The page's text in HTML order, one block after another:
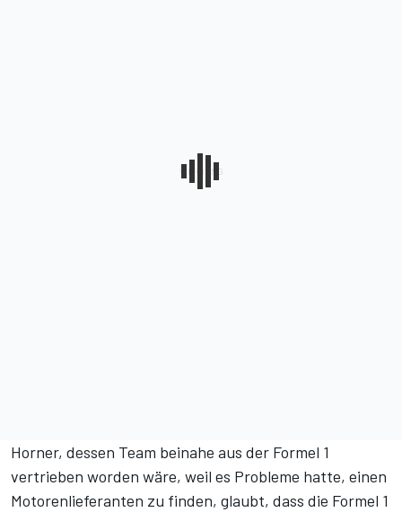
Horner, dessen Team beinahe aus der Formel 1
vertrieben worden wäre, weil es Probleme hatte, einen
Motorenlieferanten zu finden, glaubt, dass die Formel 1